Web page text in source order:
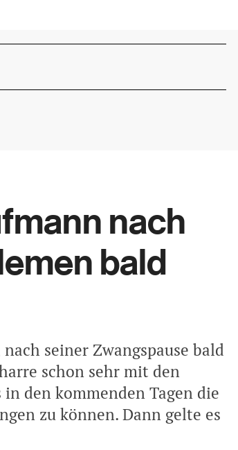
nach
bald
seiner Zwangspause bald
schon sehr mit den
in den kommenden Tagen die
zu können. Dann gelte es